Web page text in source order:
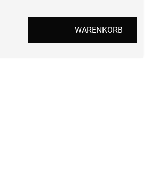
WARENKORB